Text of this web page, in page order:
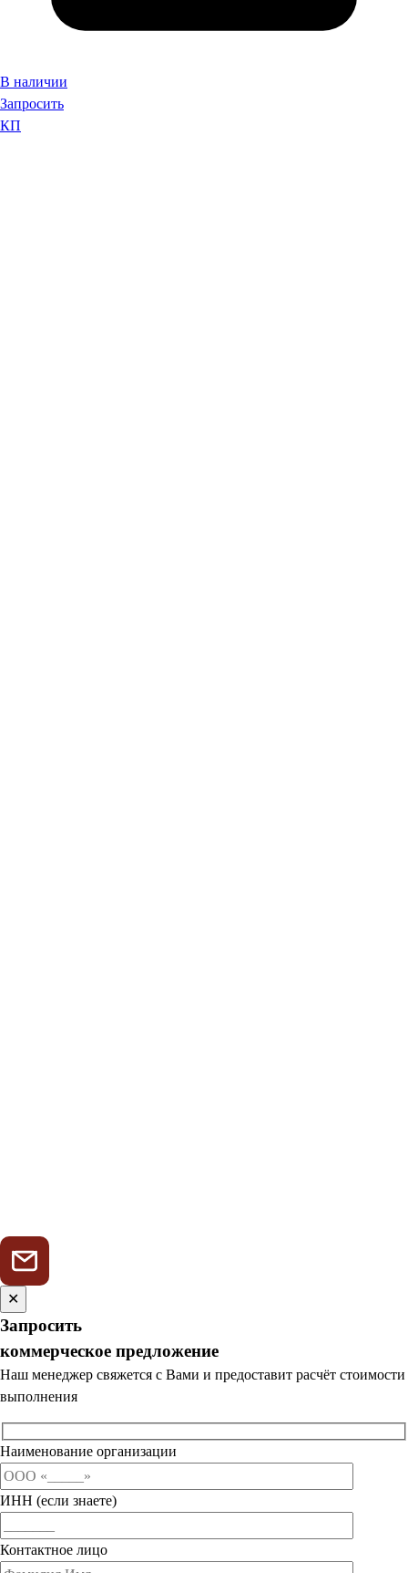
В наличии
Запросить
КП
✕
Запросить
коммерческое предложение
Наш менеджер свяжется с Вами и предоставит расчёт стоимости
выполнения
Наименование организации
ИНН (если знаете)
Контактное лицо